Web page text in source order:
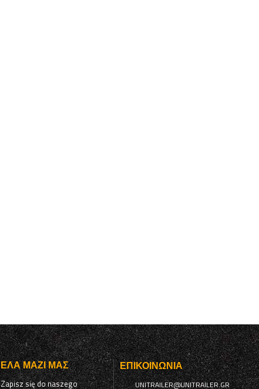
ΈΛΑ ΜΑΖΊ ΜΑΣ
Zapisz się do naszego
ΕΠΙΚΟΙΝΩΝΊΑ
UNITRAILER@UNITRAILER.GR